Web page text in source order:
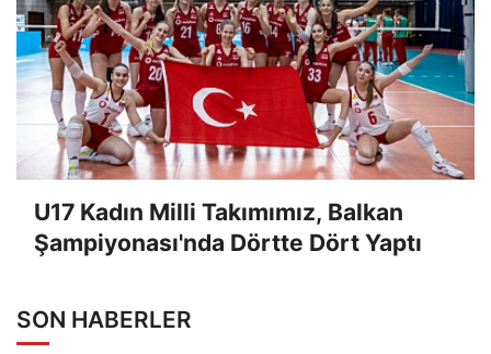
U17 Kadın Milli Takımımız, Balkan
Şampiyonası'nda Dörtte Dört Yaptı
SON HABERLER